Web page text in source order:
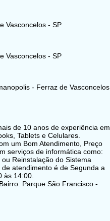
Vasconcelos - SP
Vasconcelos - SP
- Ferraz de Vasconcelos
de 10 anos de experiência em
Tablets e Celulares.
um Bom Atendimento, Preço
serviços de informática como:
Reinstalação do Sistema
atendimento é de Segunda a
às 14:00.
Parque São Francisco -